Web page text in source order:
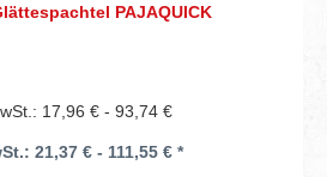
PAJAQUICK
17,96 € - 93,74 €
21,37 € - 111,55 € *